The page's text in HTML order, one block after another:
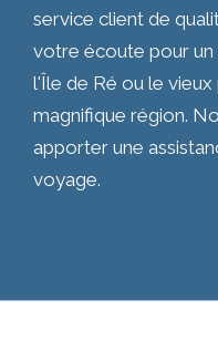
service client de
votre écoute pour
l'Île de Ré ou le
magnifique région.
apporter une
voyage.